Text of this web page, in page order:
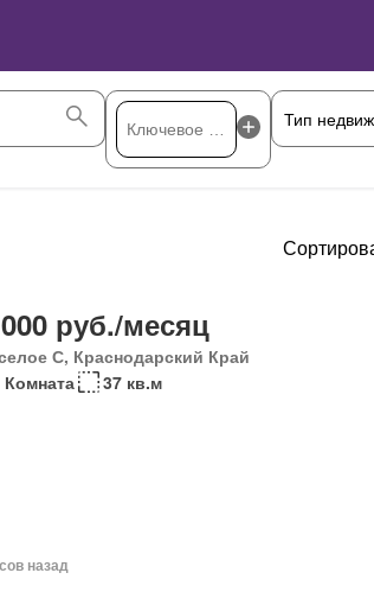
руб./месяц
С, Краснодарский Край
Комната
37 кв.м
назад